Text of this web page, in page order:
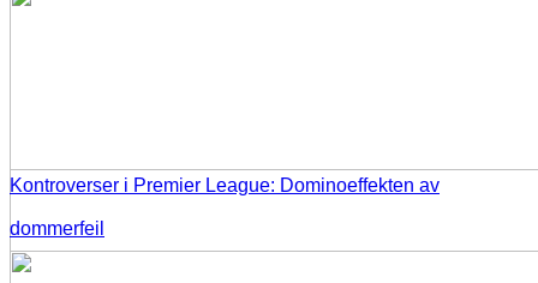
Kontroverser i Premier League: Dominoeffekten av
dommerfeil